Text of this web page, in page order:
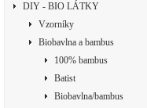
DIY - BIO LÁTKY
Vzorníky
Biobavlna a bambus
100% bambus
Batist
Biobavlna/bambus